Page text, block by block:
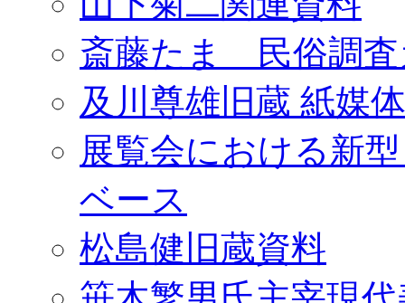
斎藤たま 民俗調査
及川尊雄旧蔵 紙媒
展覧会における新
ベース
松島健旧蔵資料